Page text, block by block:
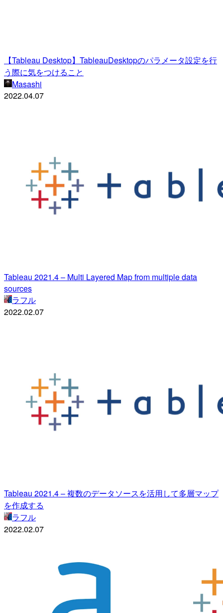
【Tableau Desktop】TableauDesktopのパラメータ設定を行
う際に気をつけること
Masashi
2022.04.07
Tableau 2021.4 – Multi Layered Map from multiple data
sources
ラフル
2022.02.07
Tableau 2021.4 – 複数のデータソースを活用して多層マップ
を作成する
ラフル
2022.02.07